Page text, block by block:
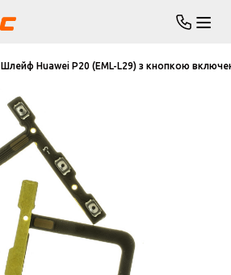
Шлейф Huawei P20 (EML-L29) з кнопкою